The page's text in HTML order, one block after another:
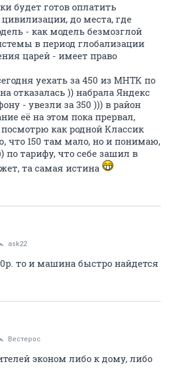
будет готов оплатить
до места, где
- как модель безмозглой
в период глобализации
царей - имеет право
уехать за 450 из МНТК по
отказалась )) набрала Яндекс
- увезли за 350 ))) в район
её на этом пока прервал,
посмотрю как родной Классик
что 150 там мало, но и понимаю,
по тарифу, что себе зашил в
та самая истина
ask22
то и машина быстро найдется
Вестерос
эконом либо к дому, либо